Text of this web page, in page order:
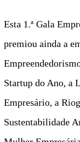
Esta 1.ª Gala
premiou ainda a
Startup do Ano, a
Empresário, a
Sustentabilidade